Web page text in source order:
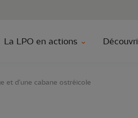
La LPO en actions
et d’une cabane ostréicole